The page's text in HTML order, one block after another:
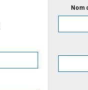
Nom